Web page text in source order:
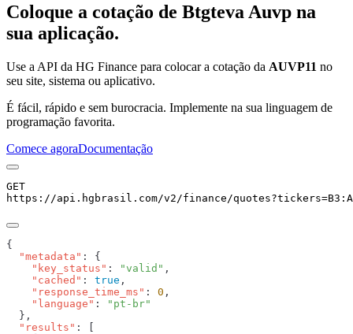
Coloque a cotação de Btgteva Auvp na
sua aplicação.
Use a API da HG Finance para colocar a cotação da AUVP11 no
seu site, sistema ou aplicativo.
É fácil, rápido e sem burocracia. Implemente na sua linguagem de
programação favorita.
Comece agoraDocumentação
GET
https://api.hgbrasil.com/v2/finance/quotes?tickers=
  "metadata"
    "key_status"
: "valid"
    "cached"
: true
    "response_time_ms"
: 0
    "language"
:
  "results"